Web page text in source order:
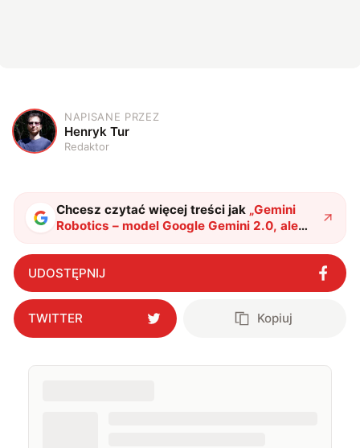
H
NAPISANE PRZEZ
Henryk Tur
Redaktor
Chcesz czytać więcej treści jak „Gemini
Robotics – model Google Gemini 2.0, ale
zoptymalizowany pod kątem robotów"?
UDOSTĘPNIJ
TWITTER Kopiuj